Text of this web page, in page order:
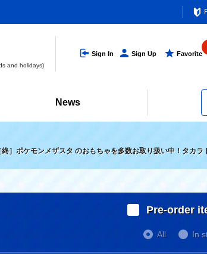
and holidays)
Sign In Sign Up Favorite
News
終］ポケモンメザスタ のおもちゃを多数お取り扱い中！タカ
Pre-order
All In